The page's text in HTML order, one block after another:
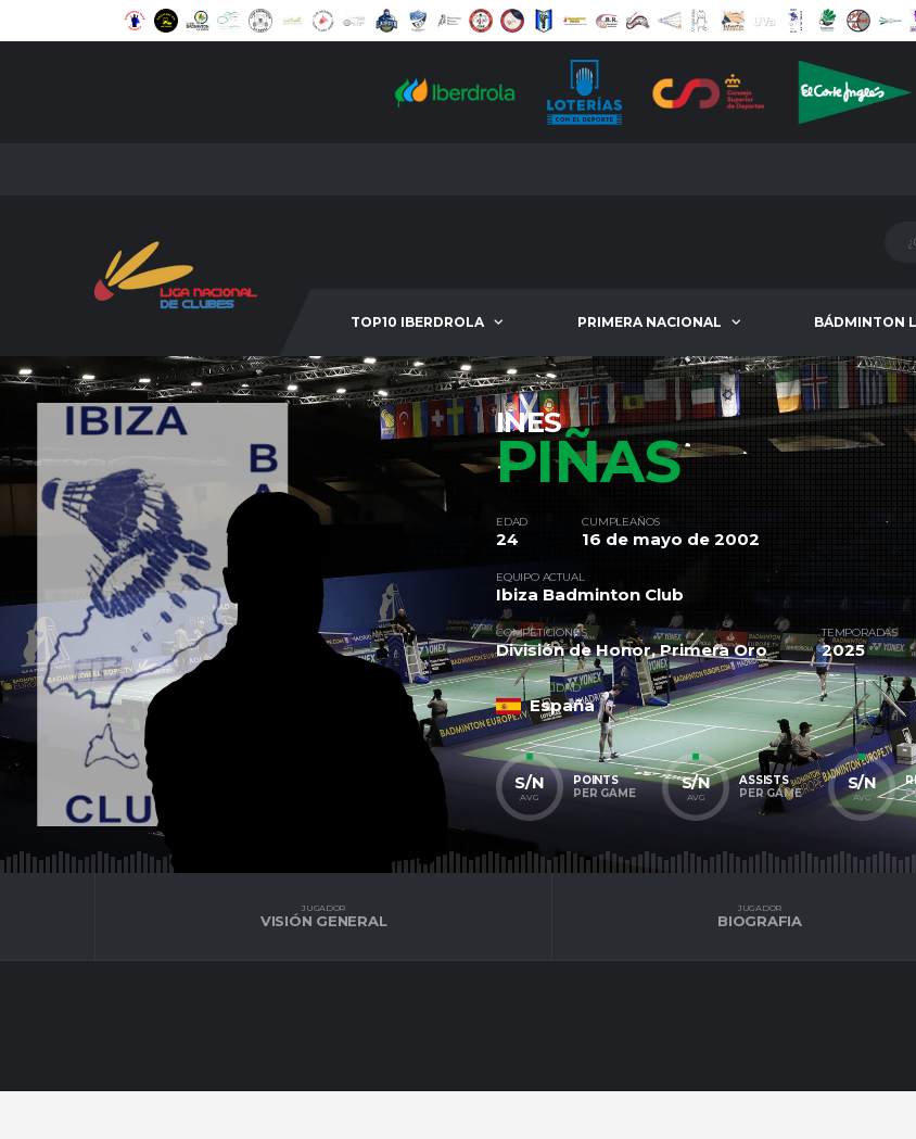
TOP10 IBERDROLA PRIMERA NACIONAL BÁDMINTON
INES
PIÑAS
EDAD
24
CUMPLEAÑOS
16 de mayo de 2002
EQUIPO ACTUAL
Ibiza Badminton Club
COMPETICIONES
División de Honor, Primera Oro
TEMPORADAS
2025
NACIONALIDAD
España
S/N
AVG
POINTS
PER GAME
S/N
AVG
ASSISTS
PER GAME
S/N
AVG
JUGADOR
VISIÓN GENERAL
JUGADOR
BIOGRAFIA